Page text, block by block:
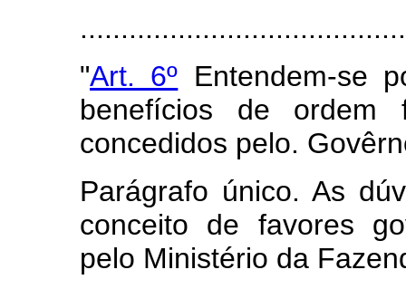
"Art. 6º Entendem-se
benefícios de ordem
concedidos pelo.
Parágrafo único. As
conceito de favores
pelo Ministério da